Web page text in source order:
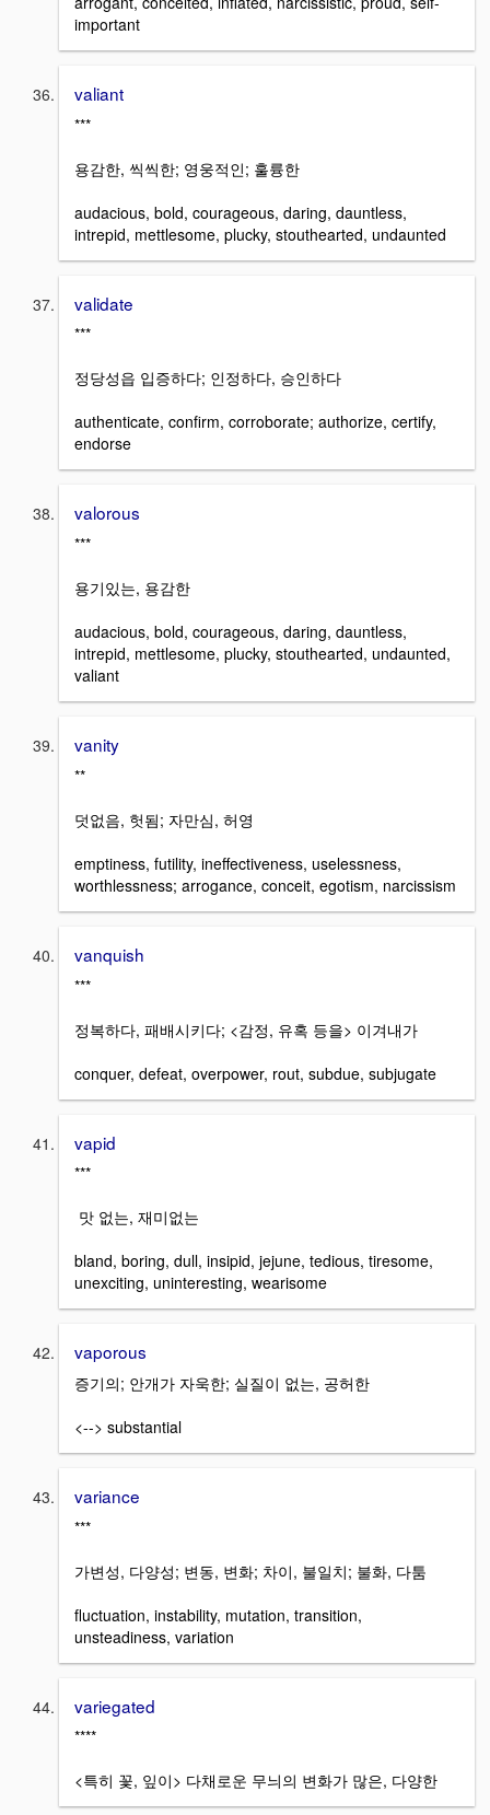
important
valiant
***
용감한, 씩씩한; 영웅적인; 훌륭한
audacious, bold, courageous, daring, dauntless,
intrepid, mettlesome, plucky, stouthearted, undaunted
validate
***
정당성읍 입증하다; 인정하다, 승인하다
authenticate, confirm, corroborate; authorize, certify,
endorse
valorous
***
용기있는, 용감한
audacious, bold, courageous, daring, dauntless,
intrepid, mettlesome, plucky, stouthearted, undaunted,
valiant
vanity
**
덧없음, 헛됨; 자만심, 허영
emptiness, futility, ineffectiveness, uselessness,
worthlessness; arrogance, conceit, egotism, narcissism
vanquish
***
정복하다, 패배시키다; <감정, 유혹 등을> 이겨내가
conquer, defeat, overpower, rout, subdue, subjugate
vapid
***
맛 없는, 재미없는
bland, boring, dull, insipid, jejune, tedious, tiresome,
unexciting, uninteresting, wearisome
vaporous
증기의; 안개가 자욱한; 실질이 없는, 공허한
<--> substantial
variance
***
가변성, 다양성; 변동, 변화; 차이, 불일치; 불화, 다툼
fluctuation, instability, mutation, transition,
unsteadiness, variation
variegated
****
<특히 꽃, 잎이> 다채로운 무늬의 변화가 많은, 다양한